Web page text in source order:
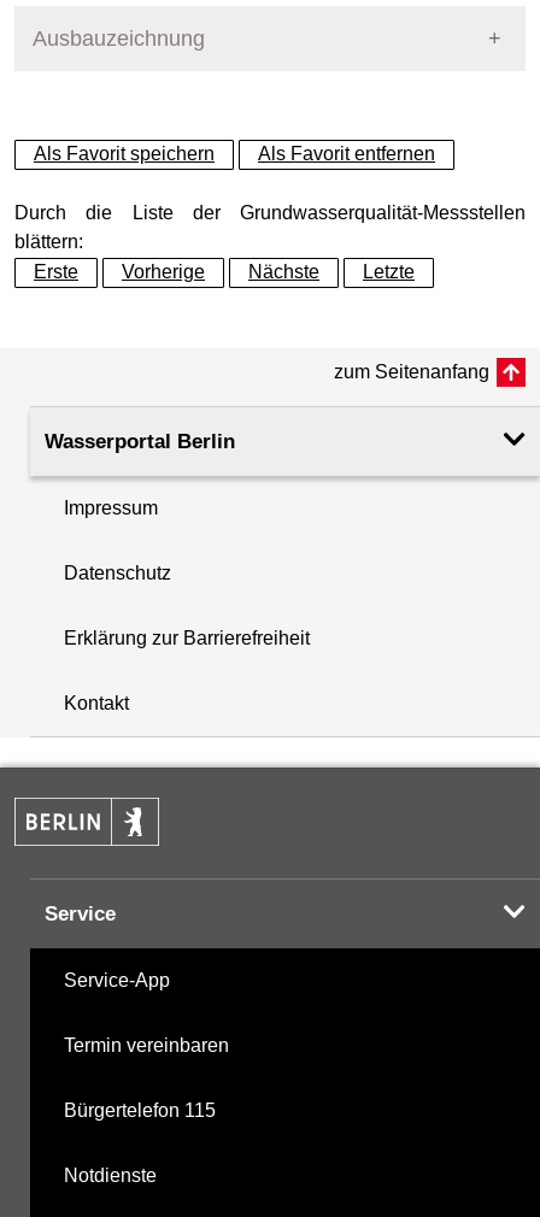
Dynamische Grafik
Ausprägung GW-Stand
Grundwasserleiter Hauptgrundwasserleiter
Geländeoberkante (GOK)
34.34
34.71
Filterunterkante
+
+
−
Ausbauzeichnung
Als Favorit speichern Als Favorit entfernen
Durch die Liste der Grundwasserqualität-Messstellen
blättern:
Erste
Vorherige Nächste Letzte
zum Seitenanfang
Wasserportal Berlin
Impressum
Datenschutz
Erklärung zur Barrierefreiheit
Kontakt
Service
Service-App
Termin vereinbaren
Bürgertelefon 115
Notdienste